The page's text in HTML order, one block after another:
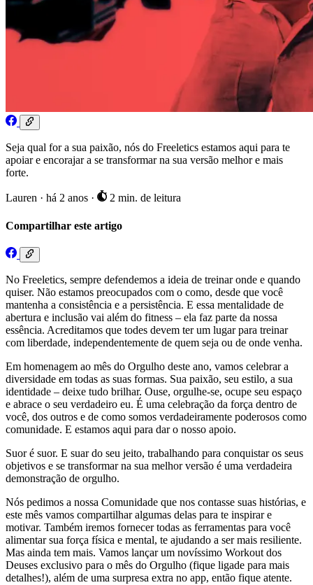
Seja qual for a sua paixão, nós do Freeletics estamos aqui para te
apoiar e encorajar a se transformar na sua versão melhor e mais
forte.
Lauren · há 2 anos · 2 min. de leitura
Compartilhar este artigo
No Freeletics, sempre defendemos a ideia de treinar onde e quando
quiser. Não estamos preocupados com o como, desde que você
mantenha a consistência e a persistência. E essa mentalidade de
abertura e inclusão vai além do fitness – ela faz parte da nossa
essência. Acreditamos que todes devem ter um lugar para treinar
com liberdade, independentemente de quem seja ou de onde venha.
Em homenagem ao mês do Orgulho deste ano, vamos celebrar a
diversidade em todas as suas formas. Sua paixão, seu estilo, a sua
identidade – deixe tudo brilhar. Ouse, orgulhe-se, ocupe seu espaço
e abrace o seu verdadeiro eu. É uma celebração da força dentro de
você, dos outros e de como somos verdadeiramente poderosos como
comunidade. E estamos aqui para dar o nosso apoio.
Suor é suor. E suar do seu jeito, trabalhando para conquistar os seus
objetivos e se transformar na sua melhor versão é uma verdadeira
demonstração de orgulho.
Nós pedimos a nossa Comunidade que nos contasse suas histórias, e
este mês vamos compartilhar algumas delas para te inspirar e
motivar. Também iremos fornecer todas as ferramentas para você
alimentar sua força física e mental, te ajudando a ser mais resiliente.
Mas ainda tem mais. Vamos lançar um novíssimo Workout dos
Deuses exclusivo para o mês do Orgulho (fique ligade para mais
detalhes!), além de uma surpresa extra no app, então fique atente.